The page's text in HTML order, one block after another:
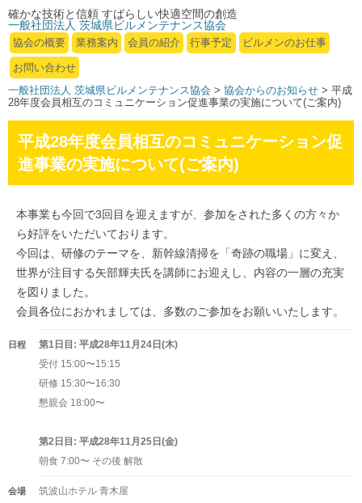
確かな技術と信頼 すばらしい快適空間の創造
一般社団法人 茨城県ビルメンテナンス協会
協会の概要 業務案内 会員の紹介 行事予定 ビルメンのお仕事
お問い合わせ
一般社団法人 茨城県ビルメンテナンス協会 > 協会からのお知らせ > 平成
28年度会員相互のコミュニケーション促進事業の実施について(ご案内)
平成28年度会員相互のコミュニケーション促
進事業の実施について(ご案内)
本事業も今回で3回目を迎えますが、参加をされた多くの方々か
ら好評をいただいております。
今回は、研修のテーマを、新幹線清掃を「奇跡の職場」に変え、
世界が注目する矢部輝夫氏を講師にお迎えし、内容の一層の充実
を図りました。
会員各位におかれましては、多数のご参加をお願いいたします。
日程
第1日目: 平成28年11月24日(木)
受付 15:00〜15:15
研修 15:30〜16:30
懇親会 18:00〜
第2日目: 平成28年11月25日(金)
朝食 7:00〜 その後 解散
会場
筑波山ホテル 青木屋